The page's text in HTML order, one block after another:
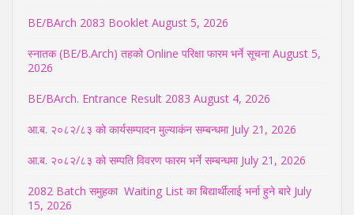
BE/BArch 2083 Booklet August 5, 2026
स्नातक (BE/B.Arch) तहको Online परिक्षा फारम भर्ने सूचना August 5,
2026
BE/BArch. Entrance Result 2083 August 4, 2026
आ.ब. २०८२/८३ को कार्यसम्पादन मुल्याकंन सम्बन्धमा July 21, 2026
आ.ब. २०८२/८३ को सम्पति विवरण फारम भर्ने सम्बन्धमा July 21, 2026
2082 Batch समुहका Waiting List का बिद्यार्थीलाई भर्ना हुने बारे July
15, 2026